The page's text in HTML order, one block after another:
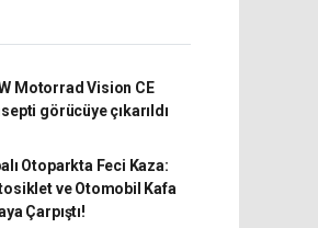
Motorrad Vision CE
görücüye çıkarıldı
Otoparkta Feci Kaza:
ve Otomobil Kafa
Çarpıştı!